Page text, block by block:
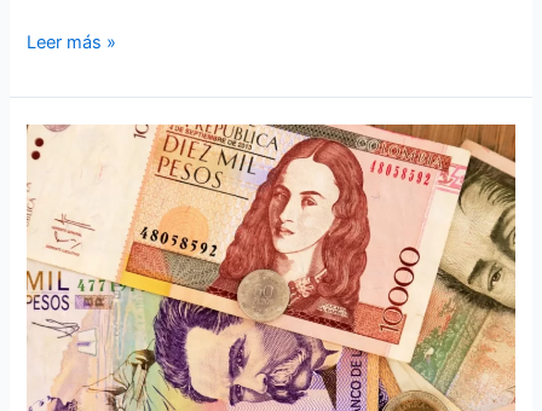
Leer más »
H2O
–
Permite
Abonos